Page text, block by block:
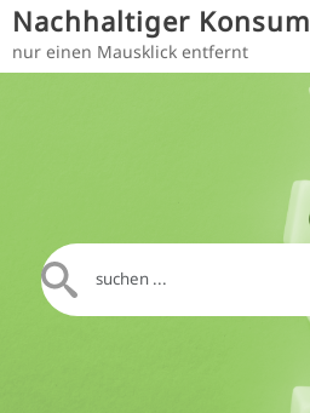
Direkt zum Inhalt
Nachhaltiger Konsum
nur einen Mausklick entfernt